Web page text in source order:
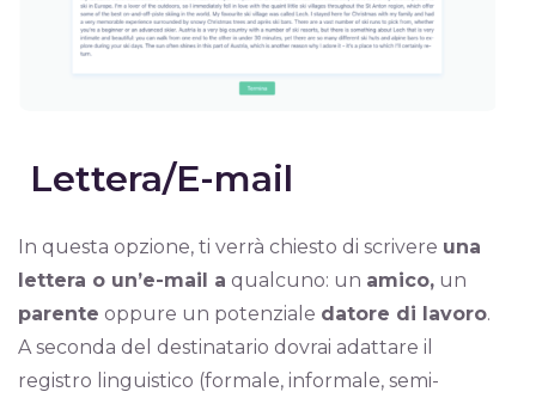
Lettera/E-mail
In questa opzione, ti verrà chiesto di scrivere una
lettera o un’e-mail a qualcuno: un amico,un
parente oppure un potenziale datore di lavoro.
A seconda del destinatario dovrai adattare il
registro linguistico (formale, informale, semi-